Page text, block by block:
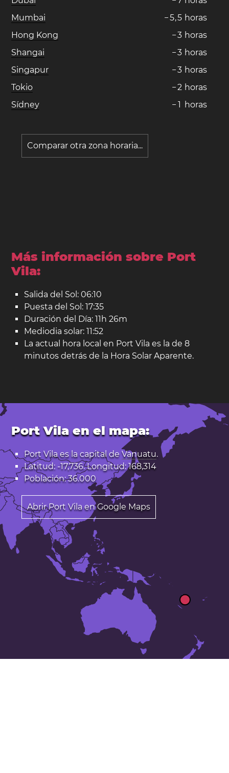
Mumbai
−5,5 horas
Hong Kong
−3 horas
Shangai
−3 horas
Singapur
−3 horas
Tokio
−2 horas
Sídney
− 1 horas
Comparar otra zona horaria...
Más información sobre Port
Vila:
Salida del Sol: 06:10
Puesta del Sol: 17:35
Duración del Día: 11h 26m
Mediodia solar: 11:52
La actual hora local en Port Vila es la de 8
minutos detrás de la Hora Solar Aparente.
Port Vila en el mapa:
Port Vila es la capital deVanuatu.
Latitud: -17,736. Longitud: 168,314
Población: 36.000
Abrir Port Vila en Google Maps